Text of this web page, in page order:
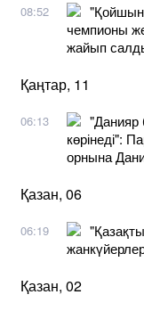
08:52
чемпионы
жайып
Қаңтар, 11
06:13
"Данияр
көрінеді":
орнына
Қазан, 06
06:19
Қазан, 02